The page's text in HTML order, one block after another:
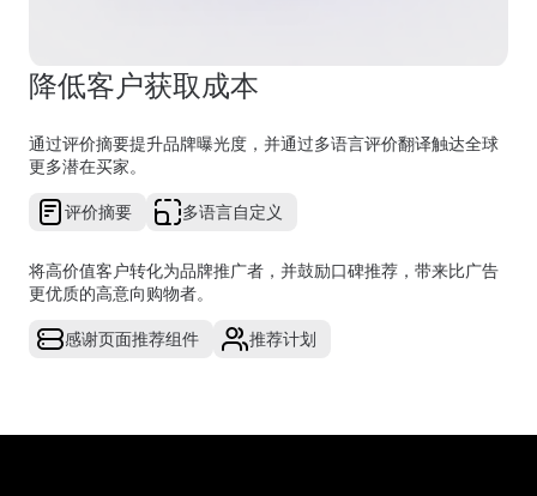
降低客户获取成本
通过评价摘要提升品牌曝光度，并通过多语言评价翻译触达全球
更多潜在买家。
评价摘要 多语言自定义
将高价值客户转化为品牌推广者，并鼓励口碑推荐，带来比广告
更优质的高意向购物者。
感谢页面推荐组件 推荐计划